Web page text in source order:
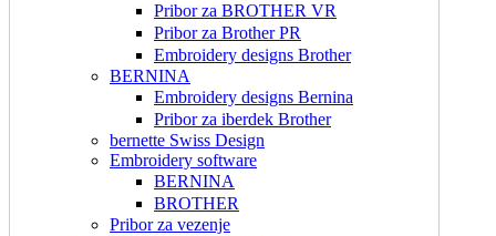
Pribor za BROTHER VR
Pribor za Brother PR
Embroidery designs Brother
BERNINA
Embroidery designs Bernina
Pribor za iberdek Brother
bernette Swiss Design
Embroidery software
BERNINA
BROTHER
Pribor za vezenje